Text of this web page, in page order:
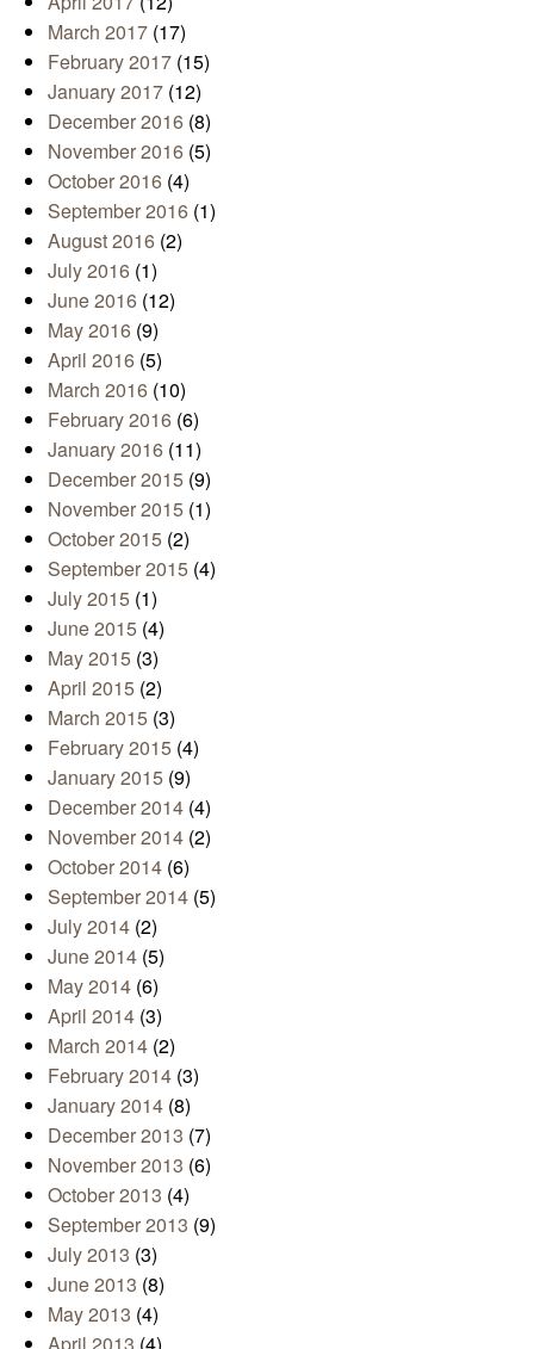
March 2017 (17)
February 2017 (15)
January 2017 (12)
December 2016 (8)
November 2016 (5)
October 2016 (4)
September 2016 (1)
August 2016 (2)
July 2016 (1)
June 2016 (12)
May 2016 (9)
April 2016 (5)
March 2016 (10)
February 2016 (6)
January 2016 (11)
December 2015 (9)
November 2015 (1)
October 2015 (2)
September 2015 (4)
July 2015 (1)
June 2015 (4)
May 2015 (3)
April 2015 (2)
March 2015 (3)
February 2015 (4)
January 2015 (9)
December 2014 (4)
November 2014 (2)
October 2014 (6)
September 2014 (5)
July 2014 (2)
June 2014 (5)
May 2014 (6)
April 2014 (3)
March 2014 (2)
February 2014 (3)
January 2014 (8)
December 2013 (7)
November 2013 (6)
October 2013 (4)
September 2013 (9)
July 2013 (3)
June 2013 (8)
May 2013 (4)